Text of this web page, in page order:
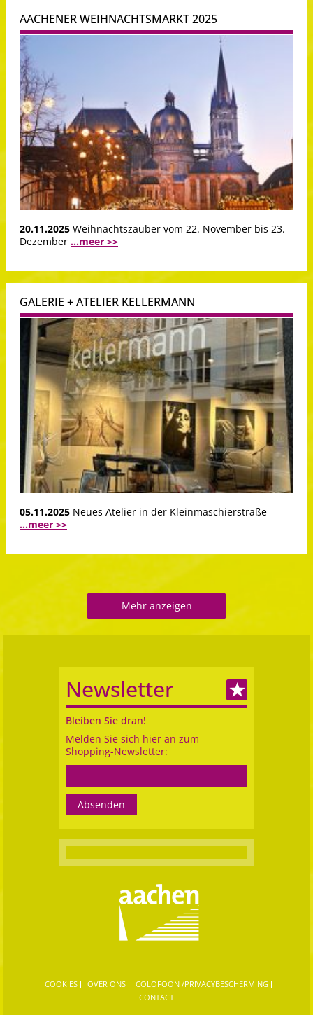
AACHENER WEIHNACHTSMARKT 2025
20.11.2025 Weihnachtszauber vom 22. November bis 23.
Dezember ...meer >>
GALERIE + ATELIER KELLERMANN
05.11.2025 Neues Atelier in der Kleinmaschierstraße
...meer >>
Mehr anzeigen
Newsletter
Bleiben Sie dran!
Melden Sie sich hier an zum
Shopping-Newsletter:
COOKIES OVER ONS
COLOFOON /PRIVACYBESCHERMING
CONTACT